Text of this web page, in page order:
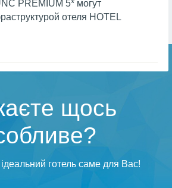
PREMIUM 5* могут
отеля HOTEL
щось
готель саме для Вас!